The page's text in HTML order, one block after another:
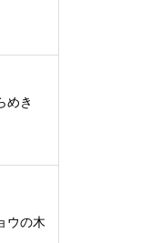
めき
ウの木